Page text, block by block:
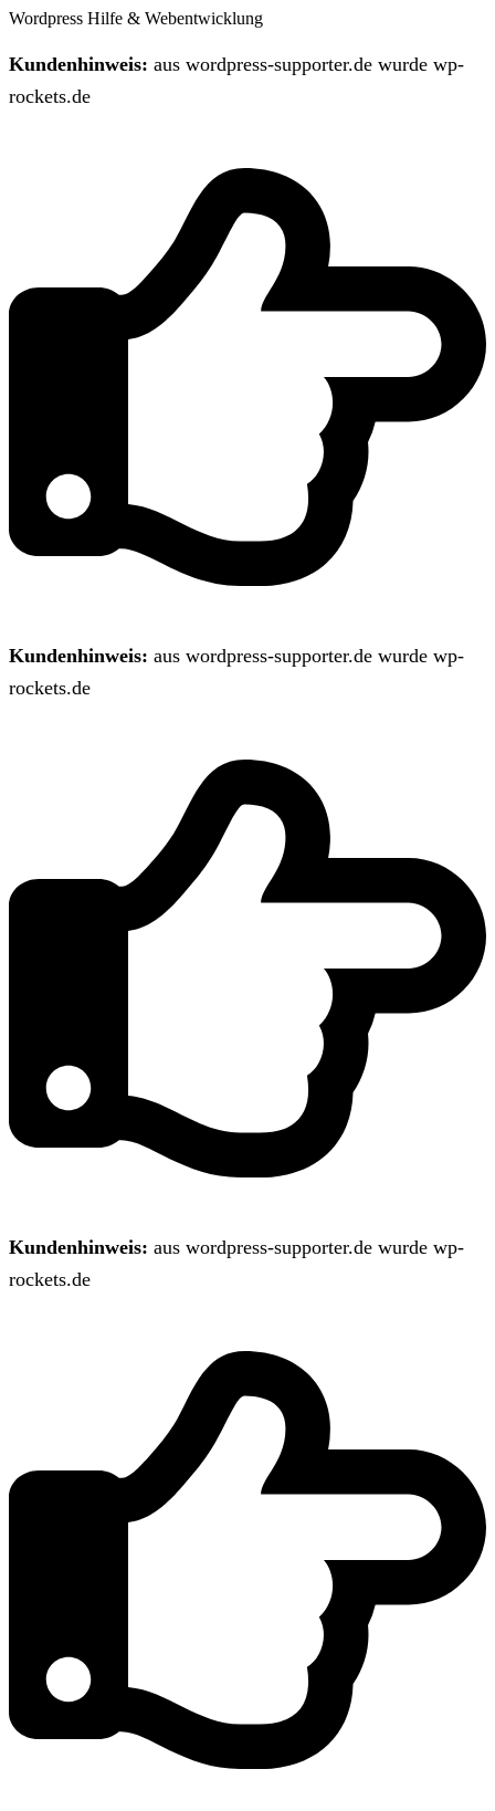
Wordpress Hilfe & Webentwicklung
Kundenhinweis: aus wordpress-supporter.de wurde wp-
rockets.de
Kundenhinweis: aus wordpress-supporter.de wurde wp-
rockets.de
Kundenhinweis: aus wordpress-supporter.de wurde wp-
rockets.de